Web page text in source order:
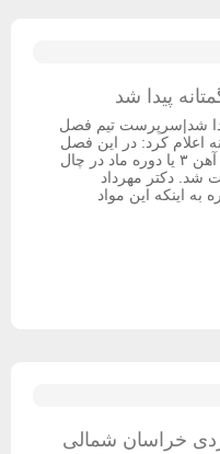
پیدا شد
شد|سرپرست تیم فصل
اعلام کرد: در این فصل
کاوش مواد فرهنگی مربوط به عصر آهن ۳ یا دوره ماد در چال
شد. دکتر مهرداد
به اینکه این مواد
خراسان شمالی